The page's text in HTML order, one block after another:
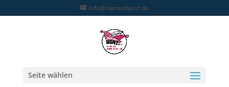
info@narrenbunt.de
Seite wählen